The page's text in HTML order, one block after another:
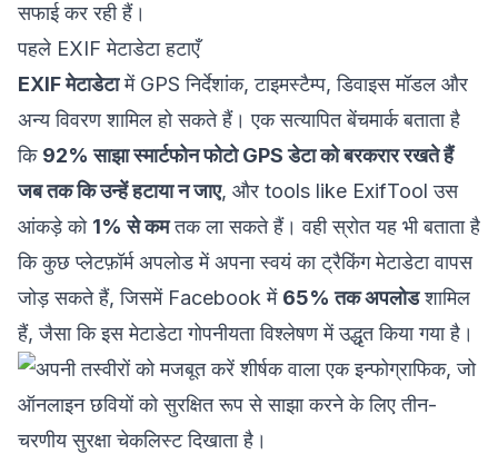
सफाई कर रही हैं।
पहले EXIF मेटाडेटा हटाएँ
EXIF मेटाडेटामें GPS निर्देशांक, टाइमस्टैम्प, डिवाइस मॉडल और
अन्य विवरण शामिल हो सकते हैं। एक सत्यापित बेंचमार्क बताता है
कि 92% साझा स्मार्टफोन फोटो GPS डेटा को बरकरार रखते हैं
जब तक कि उन्हें हटाया न जाए, और tools like ExifTool उस
आंकड़े को 1% से कमतक ला सकते हैं। वही स्रोत यह भी बताता है
कि कुछ प्लेटफ़ॉर्म अपलोड में अपना स्वयं का ट्रैकिंग मेटाडेटा वापस
जोड़ सकते हैं, जिसमें Facebook में 65% तक अपलोडशामिल
हैं, जैसा किइस मेटाडेटा गोपनीयता विश्लेषणमें उद्धृत किया गया है।